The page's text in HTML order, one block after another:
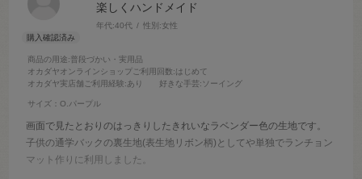
楽しくハンドメイド
年代:40代 性別:女性
商品の用途:普段づかい・実用品
オカダヤオンラインショップご利用回数:はじめて
オカダヤ実店舗ご利用経験:あり 好きな手芸:ソーイング
サイズ：O.パープル
画面で見たとおりのはっきりしたきれいなラベンダー色の生地です。
子供の通学バックの裏生地(表生地リボン柄)としてや単独でランチョン
マット作りに利用しました。